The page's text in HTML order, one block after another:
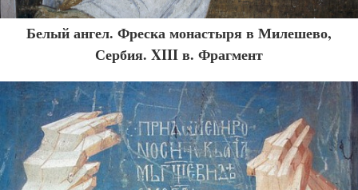
Белый ангел. Фреска монастыря в Милешево,
Сербия. XIII в. Фрагмент